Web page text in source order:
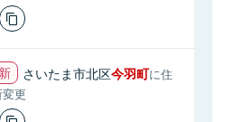
さいたま市北区今羽町に住
変更